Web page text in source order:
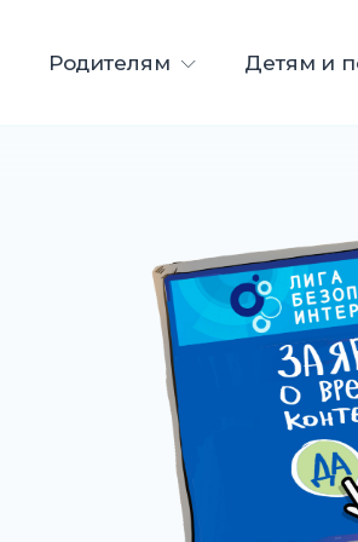
Родителям Детям и